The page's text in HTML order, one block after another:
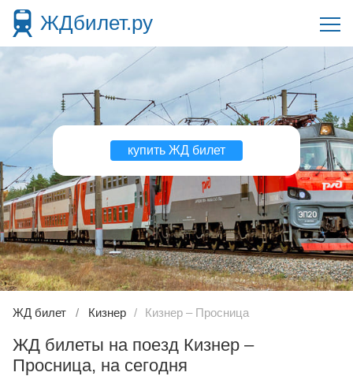
ЖДбилет.ру
купить ЖД билет
ЖД билет Кизнер Кизнер – Просница
ЖД билеты на поезд Кизнер –
Просница, на сегодня